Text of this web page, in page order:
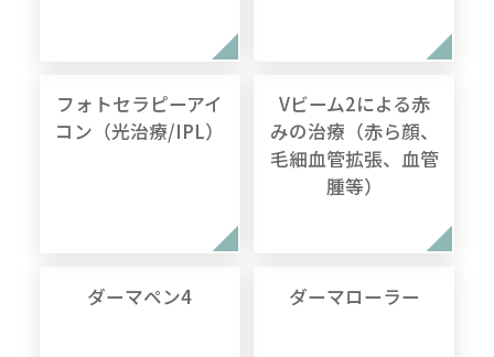
フォトセラピーアイ
コン（光治療/IPL）
Vビーム2による赤
みの治療（赤ら顔、
毛細血管拡張、血管
腫等）
ダーマペン4 ダーマローラー